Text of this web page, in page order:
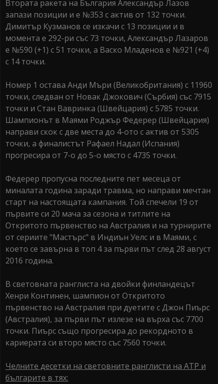
Втората ракета на България Александър Лазов
запази позиции и е №353 с актив от 132 точки.
Димитър Кузманов се изкачи с 13 позиции и в
момента е 292-ри със 73 точки, Александър Лазаров
е №590 (+1) с 51 точки, а Васко Младенов е №921 (+4)
с 14 точки.
Номер 1 остава Анди Мъри (Великобритания) с 11960
точки, следван от Новак Джокович (Сърбия) със 7915
точки и Стан Вавринка (Швейцария) с 5785 точки.
Шампионът в Маями Роджър Федерер (Швейцария)
направи скок с две места до 4-ото с актив от 5305
точки, а финалистът Рафаел Надал (Испания)
прогресира от 7-о до 5-о място с 4735 точки.
Федерер пропусна последните пет месеца от
миналата година заради травма, но направи мечтан
старт на настоящата кампания. Той спечели 19 от
първите си 20 мача за сезона и титлите на
Откритото първенство на Австралия и на турнирите
от сериите "Мастърс" в Индиън Уелс и в Маями, с
което се завърна в топ 4 за първи път след 28 август
2016 година.
В световната ранглиста на двойки финландецът
Хенри Континен, шампион от Откритото
първенство на Австралия при дуетите с Джон Пиърс
(Австралия), за първи път излезе на върха със 7700
точки. Пиърс също прогресира до рекордното в
кариерата си второ място със 7560 точки.
Челните десетки на световните ранглисти на АТР и
българите в тях: